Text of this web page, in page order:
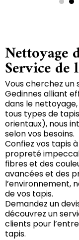
Nettoyage
Service de
Vous cherchez
Gedinnes alliant
dans le
tous types de
orientaux), nous
selon vos besoins.
Confiez vos tapis
propreté
fibres et des
avancées et des
l’environnement,
de vos tapis.
Demandez un
découvrez un
clients pour
tapis.